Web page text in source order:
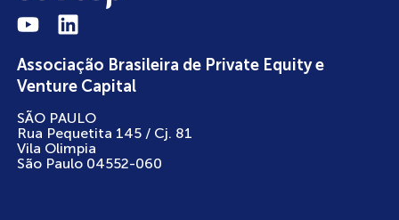
Programas
Conteúdo
Eventos
Notícias
Associação Brasileira de Private Equity e
Venture Capital
SÃO PAULO
Rua Pequetita 145 / Cj. 81
Vila Olimpia
São Paulo 04552-060